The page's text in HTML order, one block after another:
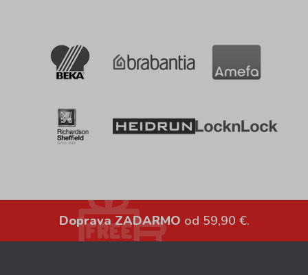
Doprava ZADARMO od 59,90 €.